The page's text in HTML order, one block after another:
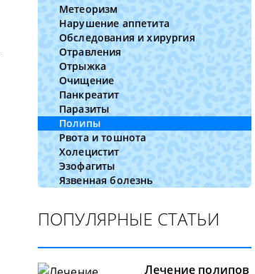
Метеоризм
Нарушение аппетита
Обследования и хирургия
Отравления
Отрыжка
Очищение
Панкреатит
Паразиты
Полипы
Рвота и тошнота
Холецистит
Эзофагиты
Язвенная болезнь
ПОПУЛЯРНЫЕ СТАТЬИ
Лечение полипов